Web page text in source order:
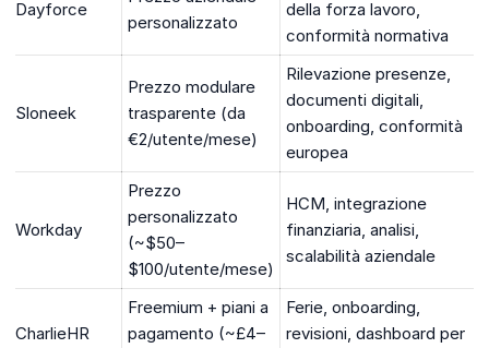
Dayforce
personalizzato
della forza lavoro,
conformità normativa
Sloneek
Prezzo modulare
trasparente (da
€2/utente/mese)
Rilevazione presenze,
documenti digitali,
onboarding, conformità
europea
Workday
Prezzo
personalizzato
(~$50–
$100/utente/mese)
HCM, integrazione
finanziaria, analisi,
scalabilità aziendale
CharlieHR
Freemium + piani a
pagamento (~£4–
Ferie, onboarding,
revisioni, dashboard per